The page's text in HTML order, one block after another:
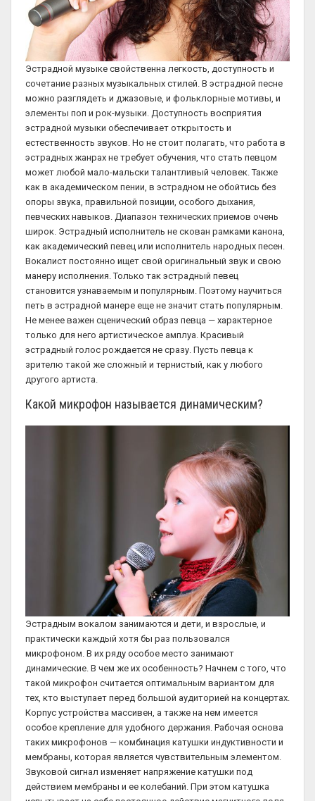
Эстрадной музыке свойственна легкость, доступность и
сочетание разных музыкальных стилей. В эстрадной песне
можно разглядеть и джазовые, и фольклорные мотивы, и
элементы поп и рок-музыки. Доступность восприятия
эстрадной музыки обеспечивает открытость и
естественность звуков. Но не стоит полагать, что работа в
эстрадных жанрах не требует обучения, что стать певцом
может любой мало-мальски талантливый человек. Также
как в академическом пении, в эстрадном не обойтись без
опоры звука, правильной позиции, особого дыхания,
певческих навыков. Диапазон технических приемов очень
широк. Эстрадный исполнитель не скован рамками канона,
как академический певец или исполнитель народных песен.
Вокалист постоянно ищет свой оригинальный звук и свою
манеру исполнения. Только так эстрадный певец
становится узнаваемым и популярным. Поэтому научиться
петь в эстрадной манере еще не значит стать популярным.
Не менее важен сценический образ певца — характерное
только для него артистическое амплуа. Красивый
эстрадный голос рождается не сразу. Пусть певца к
зрителю такой же сложный и тернистый, как у любого
другого артиста.
Какой микрофон называется динамическим?
Эстрадным вокалом занимаются и дети, и взрослые, и
практически каждый хотя бы раз пользовался
микрофоном. В их ряду особое место занимают
динамические. В чем же их особенность? Начнем с того, что
такой микрофон считается оптимальным вариантом для
тех, кто выступает перед большой аудиторией на концертах.
Корпус устройства массивен, а также на нем имеется
особое крепление для удобного держания. Рабочая основа
таких микрофонов — комбинация катушки индуктивности и
мембраны, которая является чувствительным элементом.
Звуковой сигнал изменяет напряжение катушки под
действием мембраны и ее колебаний. При этом катушка